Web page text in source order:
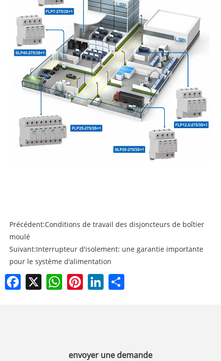
Précédent:Conditions de travail des disjoncteurs de boîtier
moulé
Suivant:Interrupteur d'isolement: une garantie importante
pour le système d'alimentation
Facebook
WhatsAppPinterestLinkedIn
envoyer une demande